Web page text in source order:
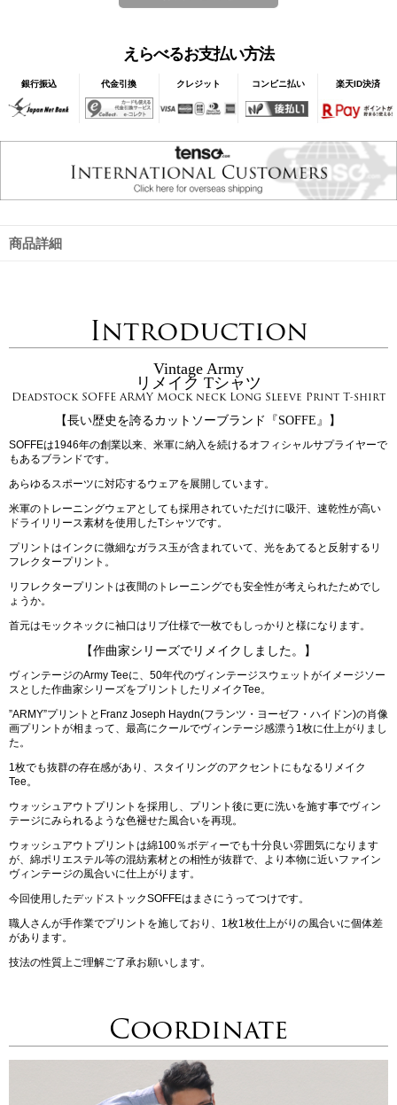
えらべるお支払い方法
銀行振込 代金引換 クレジット コンビニ払い 楽天ID決済
商品詳細
Introduction
Vintage Army
リメイク Tシャツ
Deadstock SOFFE ARMY Mock neck Long Sleeve Print T-shirt
【長い歴史を誇るカットソーブランド『SOFFE』】
SOFFEは1946年の創業以来、米軍に納入を続けるオフィシャルサプライヤーで
もあるブランドです。
あらゆるスポーツに対応するウェアを展開しています。
米軍のトレーニングウェアとしても採用されていただけに吸汗、速乾性が高い
ドライリリース素材を使用したTシャツです。
プリントはインクに微細なガラス玉が含まれていて、光をあてると反射するリ
フレクタープリント。
リフレクタープリントは夜間のトレーニングでも安全性が考えられたためでし
ょうか。
首元はモックネックに袖口はリブ仕様で一枚でもしっかりと様になります。
【作曲家シリーズでリメイクしました。】
ヴィンテージのArmy Teeに、50年代のヴィンテージスウェットがイメージソー
スとした作曲家シリーズをプリントしたリメイクTee。
”ARMY”プリントとFranz Joseph Haydn(フランツ・ヨーゼフ・ハイドン)の肖像
画プリントが相まって、最高にクールでヴィンテージ感漂う1枚に仕上がりまし
た。
1枚でも抜群の存在感があり、スタイリングのアクセントにもなるリメイク
Tee。
ウォッシュアウトプリントを採用し、プリント後に更に洗いを施す事でヴィン
テージにみられるような色褪せた風合いを再現。
ウォッシュアウトプリントは綿100％ボディーでも十分良い雰囲気になります
が、綿ポリエステル等の混紡素材との相性が抜群で、より本物に近いファイン
ヴィンテージの風合いに仕上がります。
今回使用したデッドストックSOFFEはまさにうってつけです。
職人さんが手作業でプリントを施しており、1枚1枚仕上がりの風合いに個体差
があります。
技法の性質上ご理解ご了承お願いします。
Coordinate